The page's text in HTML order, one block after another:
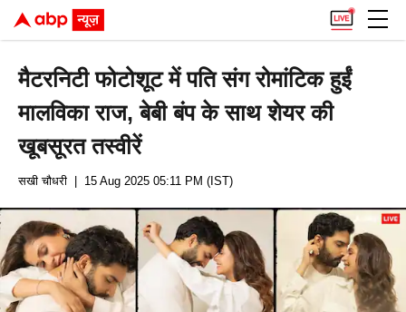
मैटरनिटी फोटोशूट में पति संग रोमांटिक हुईं
मालविका राज, बेबी बंप के साथ शेयर की
खूबसूरत तस्वीरें
सखी चौधरी | 15 Aug 2025 05:11 PM (IST)